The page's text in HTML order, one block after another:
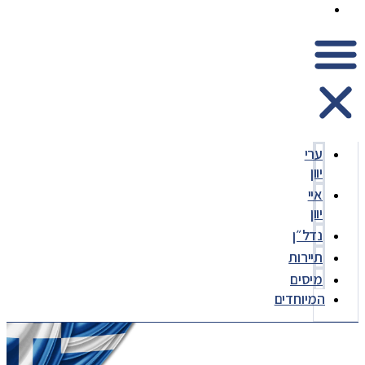
ערי
יוון
איי
יוון
נדל״ן
תיירות
מיסים
המיוחדים